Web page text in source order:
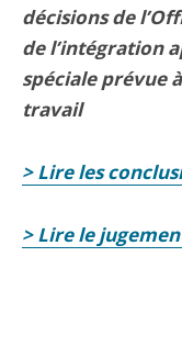
décisions de
de l’intégration
spéciale prévue
travail
> Lire les
> Lire le